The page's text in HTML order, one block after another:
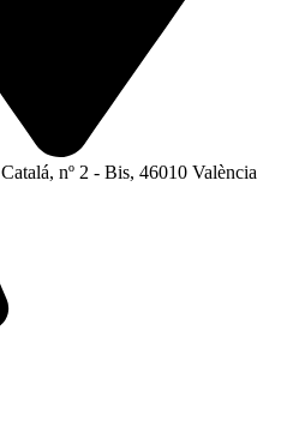
nº 2 - Bis, 46010 València